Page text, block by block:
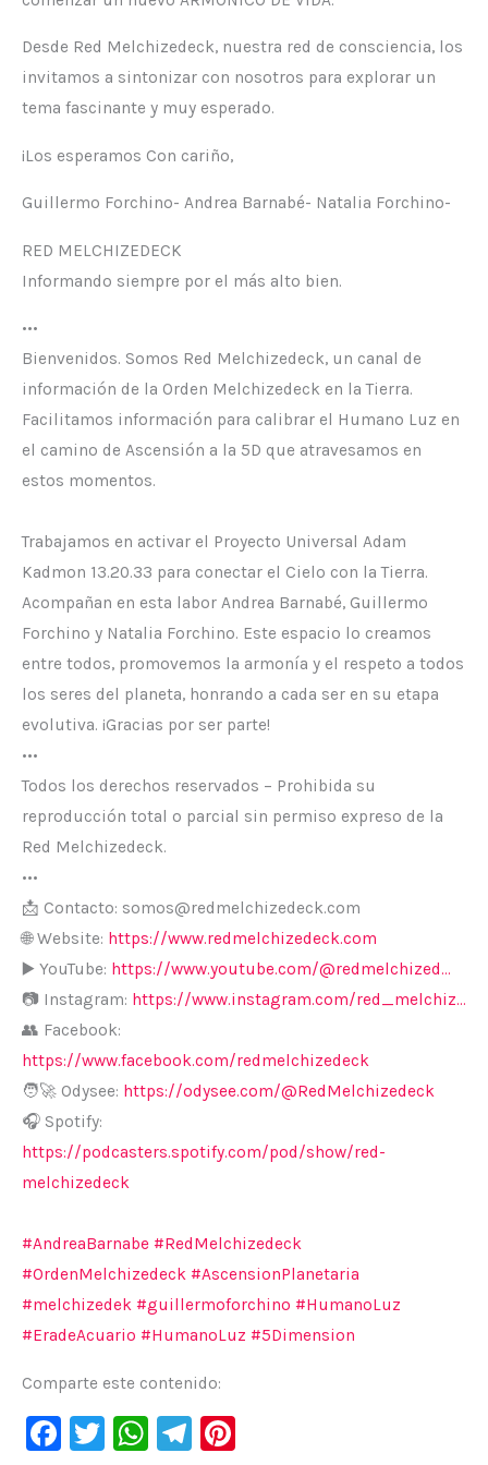
Desde Red Melchizedeck, nuestra red de consciencia, los
invitamos a sintonizar con nosotros para explorar un
tema fascinante y muy esperado.
¡Los esperamos Con cariño,
Guillermo Forchino- Andrea Barnabé- Natalia Forchino-
RED MELCHIZEDECK
Informando siempre por el más alto bien.
•••
Bienvenidos. Somos Red Melchizedeck, un canal de
información de la Orden Melchizedeck en la Tierra.
Facilitamos información para calibrar el Humano Luz en
el camino de Ascensión a la 5D que atravesamos en
estos momentos.
Trabajamos en activar el Proyecto Universal Adam
Kadmon 13.20.33 para conectar el Cielo con la Tierra.
Acompañan en esta labor Andrea Barnabé, Guillermo
Forchino y Natalia Forchino. Este espacio lo creamos
entre todos, promovemos la armonía y el respeto a todos
los seres del planeta, honrando a cada ser en su etapa
evolutiva. ¡Gracias por ser parte!
•••
Todos los derechos reservados – Prohibida su
reproducción total o parcial sin permiso expreso de la
Red Melchizedeck.
•••
📩 Contacto: somos@redmelchizedeck.com
🌐 Website: https://www.redmelchizedeck.com
▶️ YouTube: https://www.youtube.com/@redmelchized…
📷 Instagram: https://www.instagram.com/red_melchiz…
👥 Facebook:
https://www.facebook.com/redmelchizedeck
🧑‍🚀 Odysee: https://odysee.com/@RedMelchizedeck
🎧 Spotify:
https://podcasters.spotify.com/pod/show/red-
melchizedeck
#AndreaBarnabe #RedMelchizedeck
#OrdenMelchizedeck #AscensionPlanetaria
#melchizedek #guillermoforchino #HumanoLuz
#EradeAcuario #HumanoLuz #5Dimension
Comparte este contenido:
F
T
W Te